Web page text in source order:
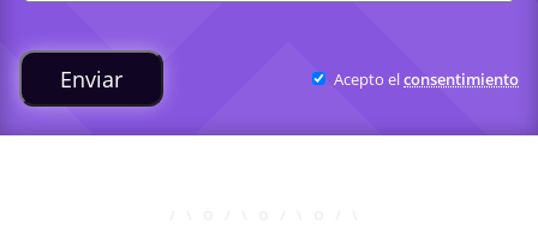
Enviar Acepto elconsentimiento